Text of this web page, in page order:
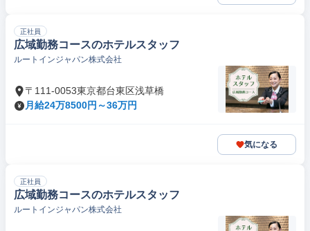
正社員
広域勤務コースのホテルスタッフ
ルートインジャパン株式会社
〒111-0053東京都台東区浅草橋
月給24万8500円～36万円
気になる
正社員
広域勤務コースのホテルスタッフ
ルートインジャパン株式会社